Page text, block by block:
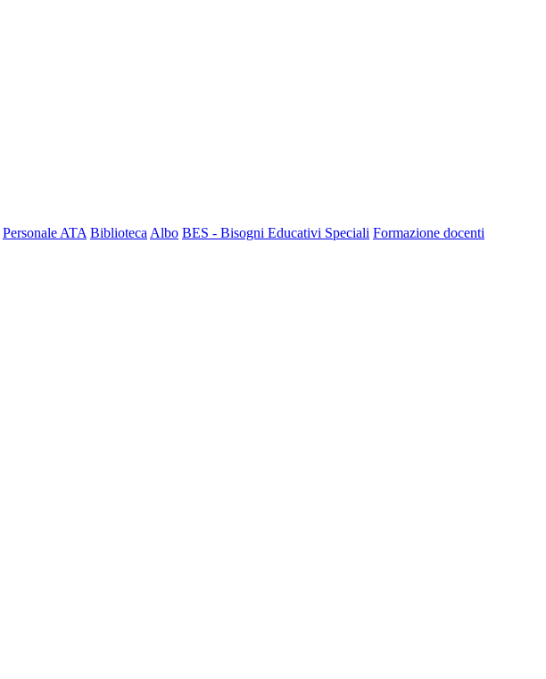
Personale ATA Biblioteca Albo BES - Bisogni Educativi Speciali Formazione docenti